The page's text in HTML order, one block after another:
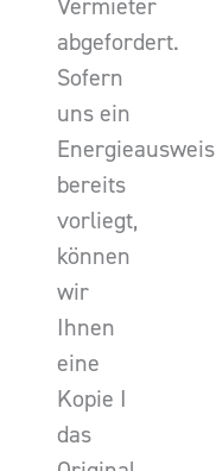
Vermieter
abgefordert.
Sofern
uns ein
Energieausweis
bereits
vorliegt,
können
wir
Ihnen
eine
Kopie I
das